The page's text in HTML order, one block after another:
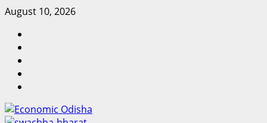
Skip
content
August 10, 2026